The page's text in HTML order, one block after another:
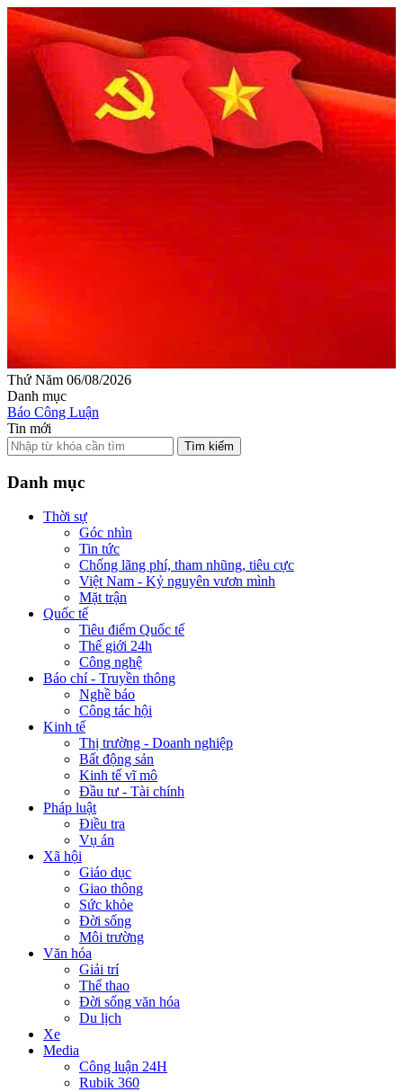
Thứ Năm 06/08/2026
Danh mục
Báo Công Luận
Tin mới
Tìm kiếm
Danh mục
Thời sự
Góc nhìn
Tin tức
Chống lãng phí, tham nhũng, tiêu cực
Việt Nam - Kỷ nguyên vươn mình
Mặt trận
Quốc tế
Tiêu điểm Quốc tế
Thế giới 24h
Công nghệ
Báo chí - Truyền thông
Nghề báo
Công tác hội
Kinh tế
Thị trường - Doanh nghiệp
Bất động sản
Kinh tế vĩ mô
Đầu tư - Tài chính
Pháp luật
Điều tra
Vụ án
Xã hội
Giáo dục
Giao thông
Sức khỏe
Đời sống
Môi trường
Văn hóa
Giải trí
Thể thao
Đời sống văn hóa
Du lịch
Xe
Media
Công luận 24H
Rubik 360